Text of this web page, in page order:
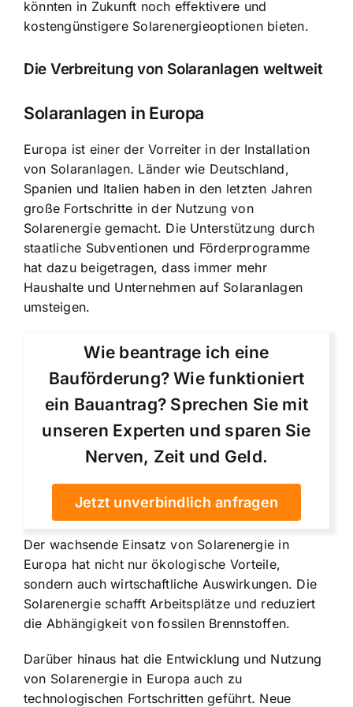
könnten in Zukunft noch effektivere und
kostengünstigere Solarenergieoptionen bieten.
Die Verbreitung von Solaranlagen weltweit
Solaranlagen in Europa
Europa ist einer der Vorreiter in der Installation
von Solaranlagen. Länder wie Deutschland,
Spanien und Italien haben in den letzten Jahren
große Fortschritte in der Nutzung von
Solarenergie gemacht. Die Unterstützung durch
staatliche Subventionen und Förderprogramme
hat dazu beigetragen, dass immer mehr
Haushalte und Unternehmen auf Solaranlagen
umsteigen.
Wie beantrage ich eine
Bauförderung? Wie funktioniert
ein Bauantrag? Sprechen Sie mit
unseren Experten und sparen Sie
Nerven, Zeit und Geld.
Jetzt unverbindlich anfragen
Der wachsende Einsatz von Solarenergie in
Europa hat nicht nur ökologische Vorteile,
sondern auch wirtschaftliche Auswirkungen. Die
Solarenergie schafft Arbeitsplätze und reduziert
die Abhängigkeit von fossilen Brennstoffen.
Darüber hinaus hat die Entwicklung und Nutzung
von Solarenergie in Europa auch zu
technologischen Fortschritten geführt. Neue